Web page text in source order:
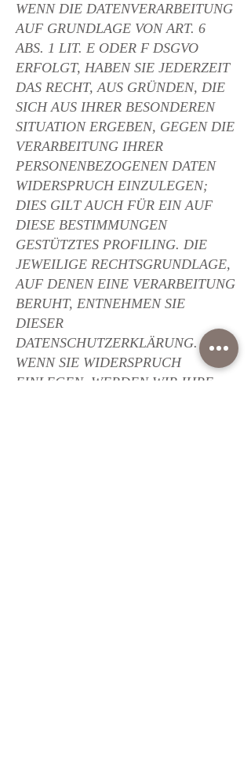
WENN DIE DATENVERARBEITUNG
AUF GRUNDLAGE VON ART. 6
ABS. 1 LIT. E ODER F DSGVO
ERFOLGT, HABEN SIE JEDERZEIT
DAS RECHT, AUS GRÜNDEN, DIE
SICH AUS IHRER BESONDEREN
SITUATION ERGEBEN, GEGEN DIE
VERARBEITUNG IHRER
PERSONENBEZOGENEN DATEN
WIDERSPRUCH EINZULEGEN;
DIES GILT AUCH FÜR EIN AUF
DIESE BESTIMMUNGEN
GESTÜTZTES PROFILING. DIE
JEWEILIGE RECHTSGRUNDLAGE,
AUF DENEN EINE VERARBEITUNG
BERUHT, ENTNEHMEN SIE
DIESER
DATENSCHUTZERKLÄRUNG.
WENN SIE WIDERSPRUCH
EINLEGEN, WERDEN WIR IHRE